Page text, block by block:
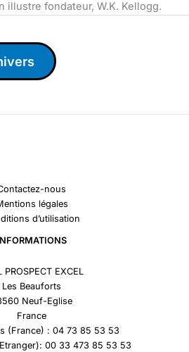
illustre fondateur, W.K. Kellogg.
nous
légales
d’utilisation
PROSPECT EXCEL
Les Beauforts
Neuf-Eglise
France
(France) : 04 73 85 53 53
00 33 473 85 53 53